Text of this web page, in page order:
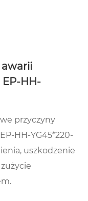
awarii
HH-
przyczyny
HH-YG45*220-
uszkodzenie